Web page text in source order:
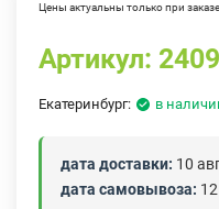
Цены актуальны только при
Артикул:
Екатеринбург: в
дата доставки: 10
дата самовывоза: